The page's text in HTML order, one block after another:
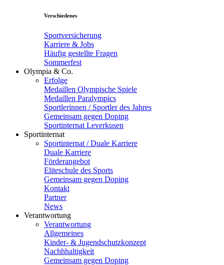
Verschiedenes
Sportversicherung
Karriere & Jobs
Häufig gestellte Fragen
Sommerfest
Olympia & Co.
Erfolge
Medaillen Olympische Spiele
Medaillen Paralympics
Sportlerinnen / Sportler des Jahres
Gemeinsam gegen Doping
Sportinternat Leverkusen
Sportinternat
Sportinternat / Duale Karriere
Duale Karriere
Förderangebot
Eliteschule des Sports
Gemeinsam gegen Doping
Kontakt
Partner
News
Verantwortung
Verantwortung
Allgemeines
Kinder- & Jugendschutzkonzept
Nachhhaltigkeit
Gemeinsam gegen Doping